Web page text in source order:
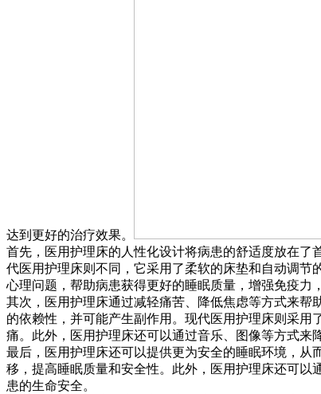
达到更好的治疗效果。
首先，医用护理床的人性化设计将病患的舒适度放在
代医用护理床则不同，它采用了柔软的床垫和自动调
心理问题，帮助病患获得更好的睡眠质量，增强免疫力
其次，医用护理床通过减轻痛苦、降低焦虑等方式来
的依赖性，并可能产生副作用。现代医用护理床则采
痛。此外，医用护理床还可以通过音乐、图像等方式来
最后，医用护理床还可以提供更为安全的睡眠环境，
移，提高睡眠质量和安全性。此外，医用护理床还可
患的生命安全。